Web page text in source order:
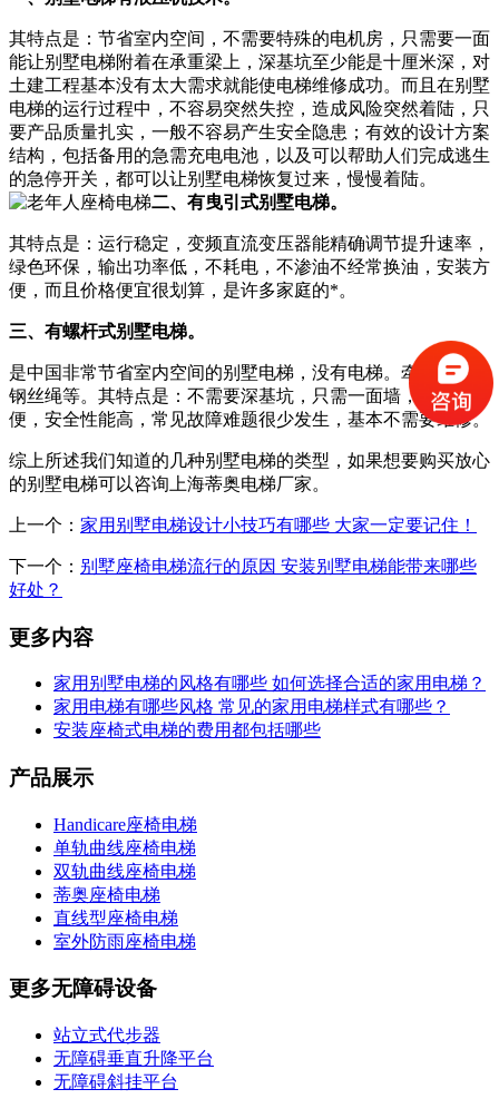
其特点是：节省室内空间，不需要特殊的电机房，只需要一面
能让别墅电梯附着在承重梁上，深基坑至少能是十厘米深，对
土建工程基本没有太大需求就能使电梯维修成功。而且在别墅
电梯的运行过程中，不容易突然失控，造成风险突然着陆，只
要产品质量扎实，一般不容易产生安全隐患；有效的设计方案
结构，包括备用的急需充电电池，以及可以帮助人们完成逃生
的急停开关，都可以让别墅电梯恢复过来，慢慢着陆。
二、有曳引式别墅电梯。
其特点是：运行稳定，变频直流变压器能精确调节提升速率，
绿色环保，输出功率低，不耗电，不渗油不经常换油，安装方
便，而且价格便宜很划算，是许多家庭的*。
三、有螺杆式别墅电梯。
是中国非常节省室内空间的别墅电梯，没有电梯。牵引带镀锌
钢丝绳等。其特点是：不需要深基坑，只需一面墙，平稳灵
便，安全性能高，常见故障难题很少发生，基本不需要维修。
综上所述我们知道的几种别墅电梯的类型，如果想要购买放心
的别墅电梯可以咨询上海蒂奥电梯厂家。
上一个： 家用别墅电梯设计小技巧有哪些 大家一定要记住！
下一个： 别墅座椅电梯流行的原因 安装别墅电梯能带来哪些
好处？
更多内容
家用别墅电梯的风格有哪些 如何选择合适的家用电梯？
家用电梯有哪些风格 常见的家用电梯样式有哪些？
安装座椅式电梯的费用都包括哪些
产品展示
Handicare座椅电梯
单轨曲线座椅电梯
双轨曲线座椅电梯
蒂奥座椅电梯
直线型座椅电梯
室外防雨座椅电梯
更多无障碍设备
站立式代步器
无障碍垂直升降平台
无障碍斜挂平台